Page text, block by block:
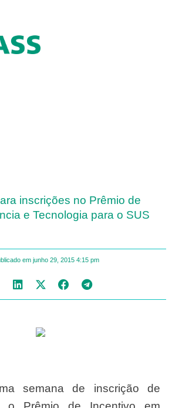
inscrições no Prêmio de
e Tecnologia para o SUS
em junho 29, 2015 4:15 pm